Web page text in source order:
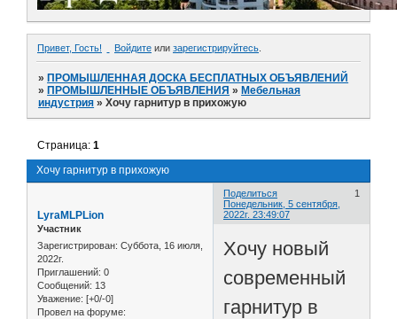
Привет, Гость! Войдите или зарегистрируйтесь
»ПРОМЫШЛЕННАЯ ДОСКА БЕСПЛАТНЫХ ОБЪЯВЛЕНИЙ
»ПРОМЫШЛЕННЫЕ ОБЪЯВЛЕНИЯ »Мебельная
индустрия »Хочу гарнитур в прихожую
Хочу гарнитур в прихожую
Страница:1
Поделиться
1
Понедельник, 5 сентября,
2022г. 23:49:07
LyraMLPLion
Участник
Зарегистрирован: Суббота, 16 июля,
2022г.
Приглашений: 0
Сообщений: 13
Уважение: [+0/-0]
Провел на форуме:
Хочу новый
современный
гарнитур в